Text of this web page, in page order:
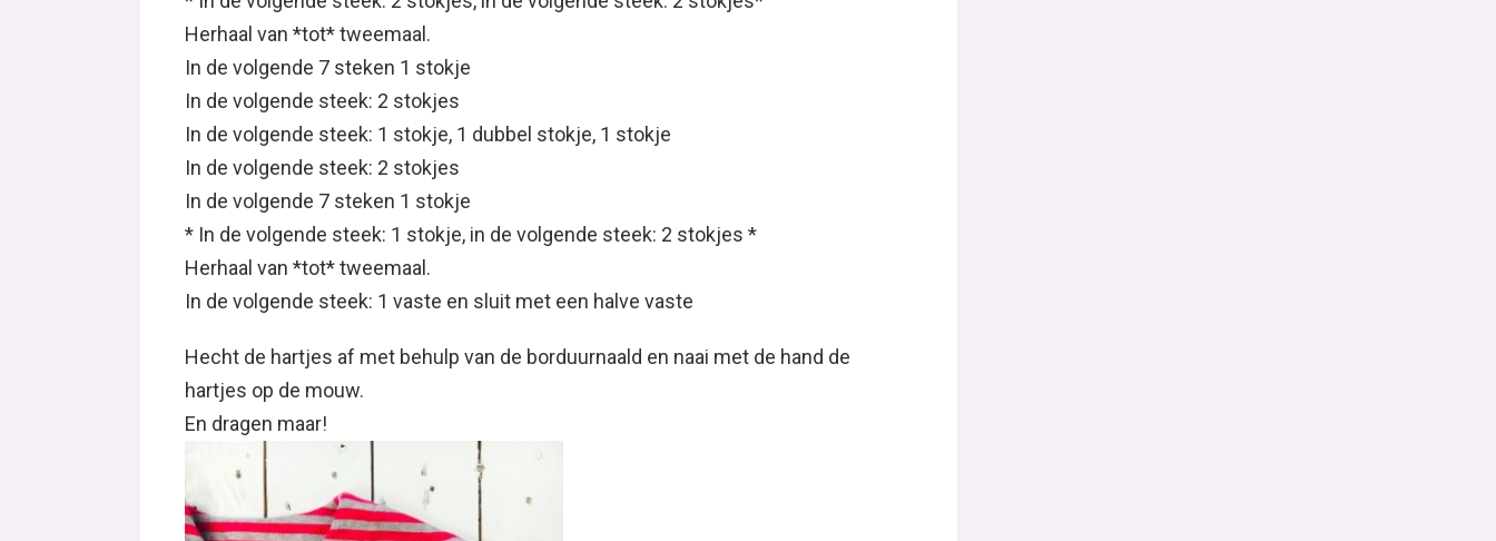
Herhaal van *tot* tweemaal.
In de volgende 7 steken 1 stokje
In de volgende steek: 2 stokjes
In de volgende steek: 1 stokje, 1 dubbel stokje, 1 stokje
In de volgende steek: 2 stokjes
In de volgende 7 steken 1 stokje
* In de volgende steek: 1 stokje, in de volgende steek: 2 stokjes *
Herhaal van *tot* tweemaal.
In de volgende steek: 1 vaste en sluit met een halve vaste
Hecht de hartjes af met behulp van de borduurnaald en naai met de hand de
hartjes op de mouw.
En dragen maar!